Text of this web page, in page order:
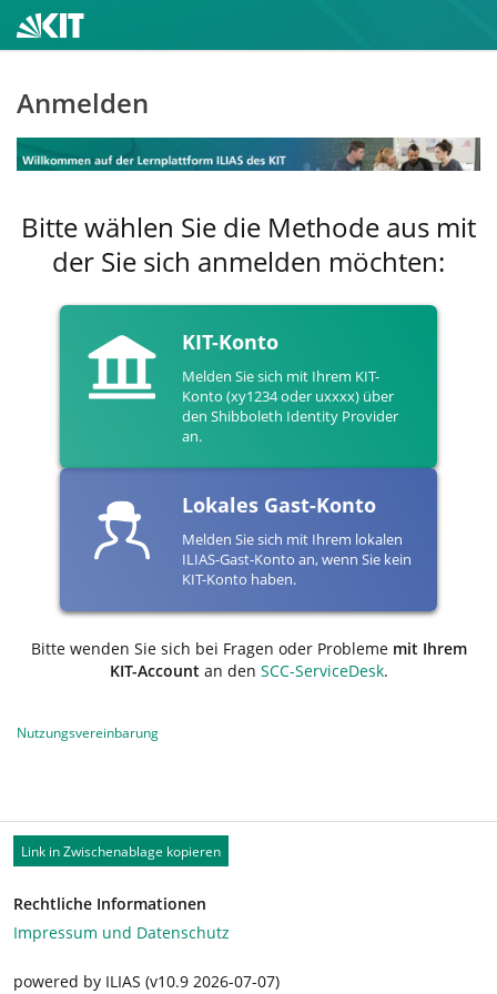
Anmelden
Bitte wählen Sie die Methode aus mit
der Sie sich anmelden möchten:
KIT-Konto
Melden Sie sich mit Ihrem KIT-
Konto (xy1234 oder uxxxx) über
den Shibboleth Identity Provider
an.
Lokales Gast-Konto
Melden Sie sich mit Ihrem lokalen
ILIAS-Gast-Konto an, wenn Sie kein
KIT-Konto haben.
Bitte wenden Sie sich bei Fragen oder Probleme mit Ihrem
KIT-Accountan den SCC-ServiceDesk.
Nutzungsvereinbarung
Link in Zwischenablage kopieren
Rechtliche Informationen
Impressum und Datenschutz
powered by ILIAS (v10.9 2026-07-07)